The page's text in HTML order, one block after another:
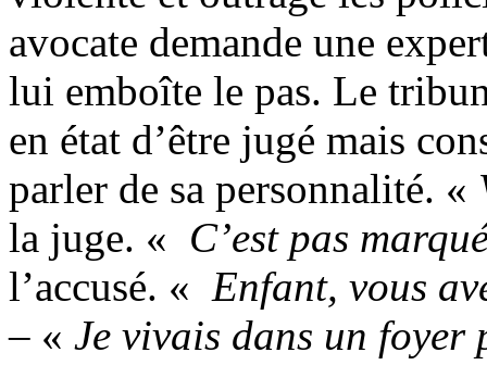
avocate demande une
lui emboîte le pas. Le
en état d’être jugé mais
parler de sa personnalité. «
la juge. « C’est pas
l’accusé. « Enfant, vous
– « Je vivais dans un foyer